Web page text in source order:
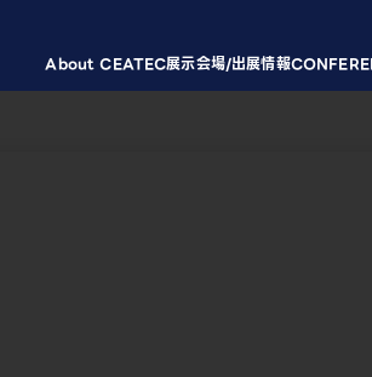
About CEATEC展示会場/出展情報